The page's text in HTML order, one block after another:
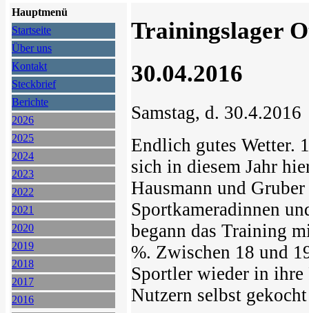
Hauptmenü
Startseite
Über uns
Kontakt
Steckbrief
Berichte
2026
2025
2024
2023
2022
2021
2020
2019
2018
2017
2016
Trainingslager
30.04.2016
Samstag, d. 30.4.2016
Endlich gutes Wetter.
sich in diesem Jahr
Hausmann und
Sportkameradinnen
begann das Training
%. Zwischen 18 und
Sportler wieder in
Nutzern selbst